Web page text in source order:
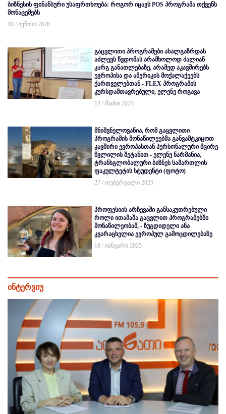
ბიზნესის ფინანსური უსაფრთხოება: როგორ იცავს POS პროგრამა თქვენს
მონაცემებს
10 / ივნისი 2026
გაცვლითი პროგრამები ახალგაზრდას
აძლევს წვდომას არამხოლოდ ძალიან
კარგ განათლებაზე, არამედ აკავშირებს
ევროპისა და ამერიკის მოქალაქეებს
ქართველებთან - FLEX პროგრამის
კურსდამთავრებული, ელენე როგავა
12 / მაისი 2025
მნიშვნელოვანია, რომ გაცვლითი
პროგრამის მონაწილეებმა განვამტკიცოთ
კავშირი ევროპასთან პერსონალური მცირე
წვლილის შეტანით - ელენე ნარმანია,
ტრანსგლობალური ბიზნეს სამართლის
ფაკულტეტის სტუდენტი (ფოტო)
27 / თებერვალი 2025
პროფესიის არჩევაში განსაკუთრებული
როლი ითამაშა გაცვლით პროგრამებში
მონაწილეობამ, - ზუგდიდელი ანა
კვარაცხელია ევროპულ გამოცდილებაზე
18 / იანვარი 2025
ინტერვიუ